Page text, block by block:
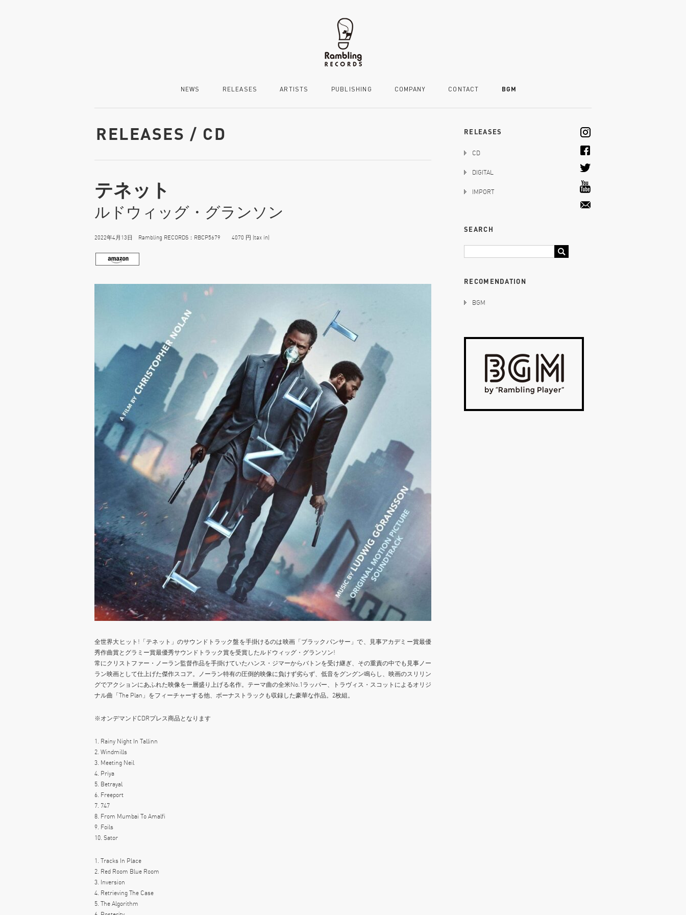
NEWS RELEASES ARTISTS PUBLISHING COMPANY CONTACT BGM
RELEASES / CD
テネット
ルドウィッグ・グランソン
2022年4月13日 Rambling RECORDS：RBCP5679 4070 円 (tax in)
全世界大ヒット!「テネット」のサウンドトラック盤を手掛けるのは映画「ブラックパンサー」で、見事アカデミー賞最優
秀作曲賞とグラミー賞最優秀サウンドトラック賞を受賞したルドウィッグ・グランソン!
常にクリストファー・ノーラン監督作品を手掛けていたハンス・ジマーからバトンを受け継ぎ、その重責の中でも見事ノー
ラン映画として仕上げた傑作スコア。ノーラン特有の圧倒的映像に負けず劣らず、低音をグングン鳴らし、映画のスリリン
グでアクションにあふれた映像を一層盛り上げる名作。テーマ曲の全米No.1ラッパー、トラヴィス・スコットによるオリジ
ナル曲「The Plan」をフィーチャーする他、ボーナストラックも収録した豪華な作品。2枚組。
※オンデマンドCDRプレス商品となります
1. Rainy Night In Tallinn
2. Windmills
3. Meeting Neil
4. Priya
5. Betrayal
6. Freeport
7. 747
8. From Mumbai To Amalfi
9. Foils
10. Sator
1. Tracks In Place
2. Red Room Blue Room
3. Inversion
4. Retrieving The Case
5. The Algorithm
RELEASES
CD
DIGITAL
IMPORT
SEARCH
RECOMENDATION
BGM